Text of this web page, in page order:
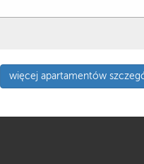
więcej apartamentów